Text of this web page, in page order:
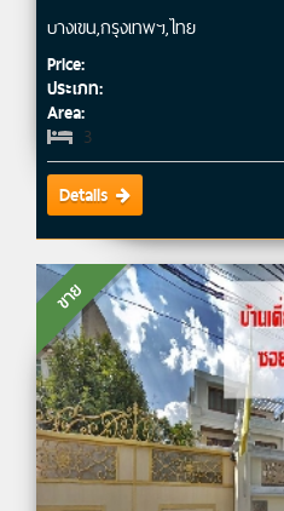
บางเขน,กรุงเทพฯ,ไทย
Price:
ประเภท:
Area:
3
Details
ขาย